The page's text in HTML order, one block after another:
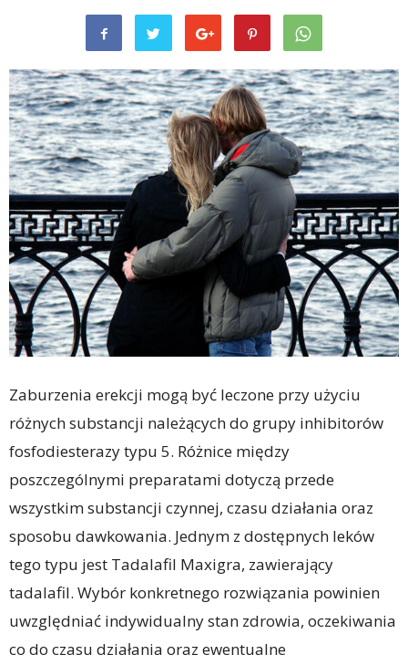
Zaburzenia erekcji mogą być leczone przy użyciu
różnych substancji należących do grupy inhibitorów
fosfodiesterazy typu 5. Różnice między
poszczególnymi preparatami dotyczą przede
wszystkim substancji czynnej, czasu działania oraz
sposobu dawkowania. Jednym z dostępnych leków
tego typu jest Tadalafil Maxigra, zawierający
tadalafil. Wybór konkretnego rozwiązania powinien
uwzględniać indywidualny stan zdrowia, oczekiwania
co do czasu działania oraz ewentualne